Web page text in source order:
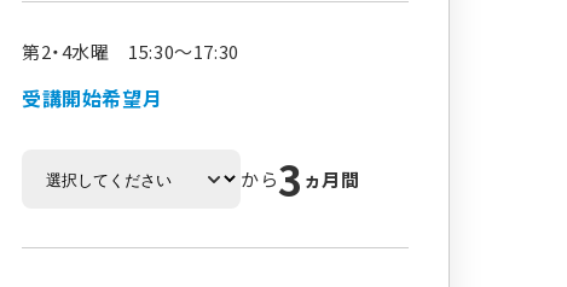
第2・4水曜 15:30～17:30
受講開始希望月
から3 ヵ月間